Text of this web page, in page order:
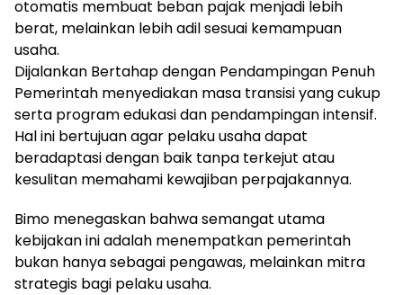
otomatis membuat beban pajak menjadi lebih
berat, melainkan lebih adil sesuai kemampuan
usaha.
Dijalankan Bertahap dengan Pendampingan Penuh
Pemerintah menyediakan masa transisi yang cukup
serta program edukasi dan pendampingan intensif.
Hal ini bertujuan agar pelaku usaha dapat
beradaptasi dengan baik tanpa terkejut atau
kesulitan memahami kewajiban perpajakannya.
Bimo menegaskan bahwa semangat utama
kebijakan ini adalah menempatkan pemerintah
bukan hanya sebagai pengawas, melainkan mitra
strategis bagi pelaku usaha.